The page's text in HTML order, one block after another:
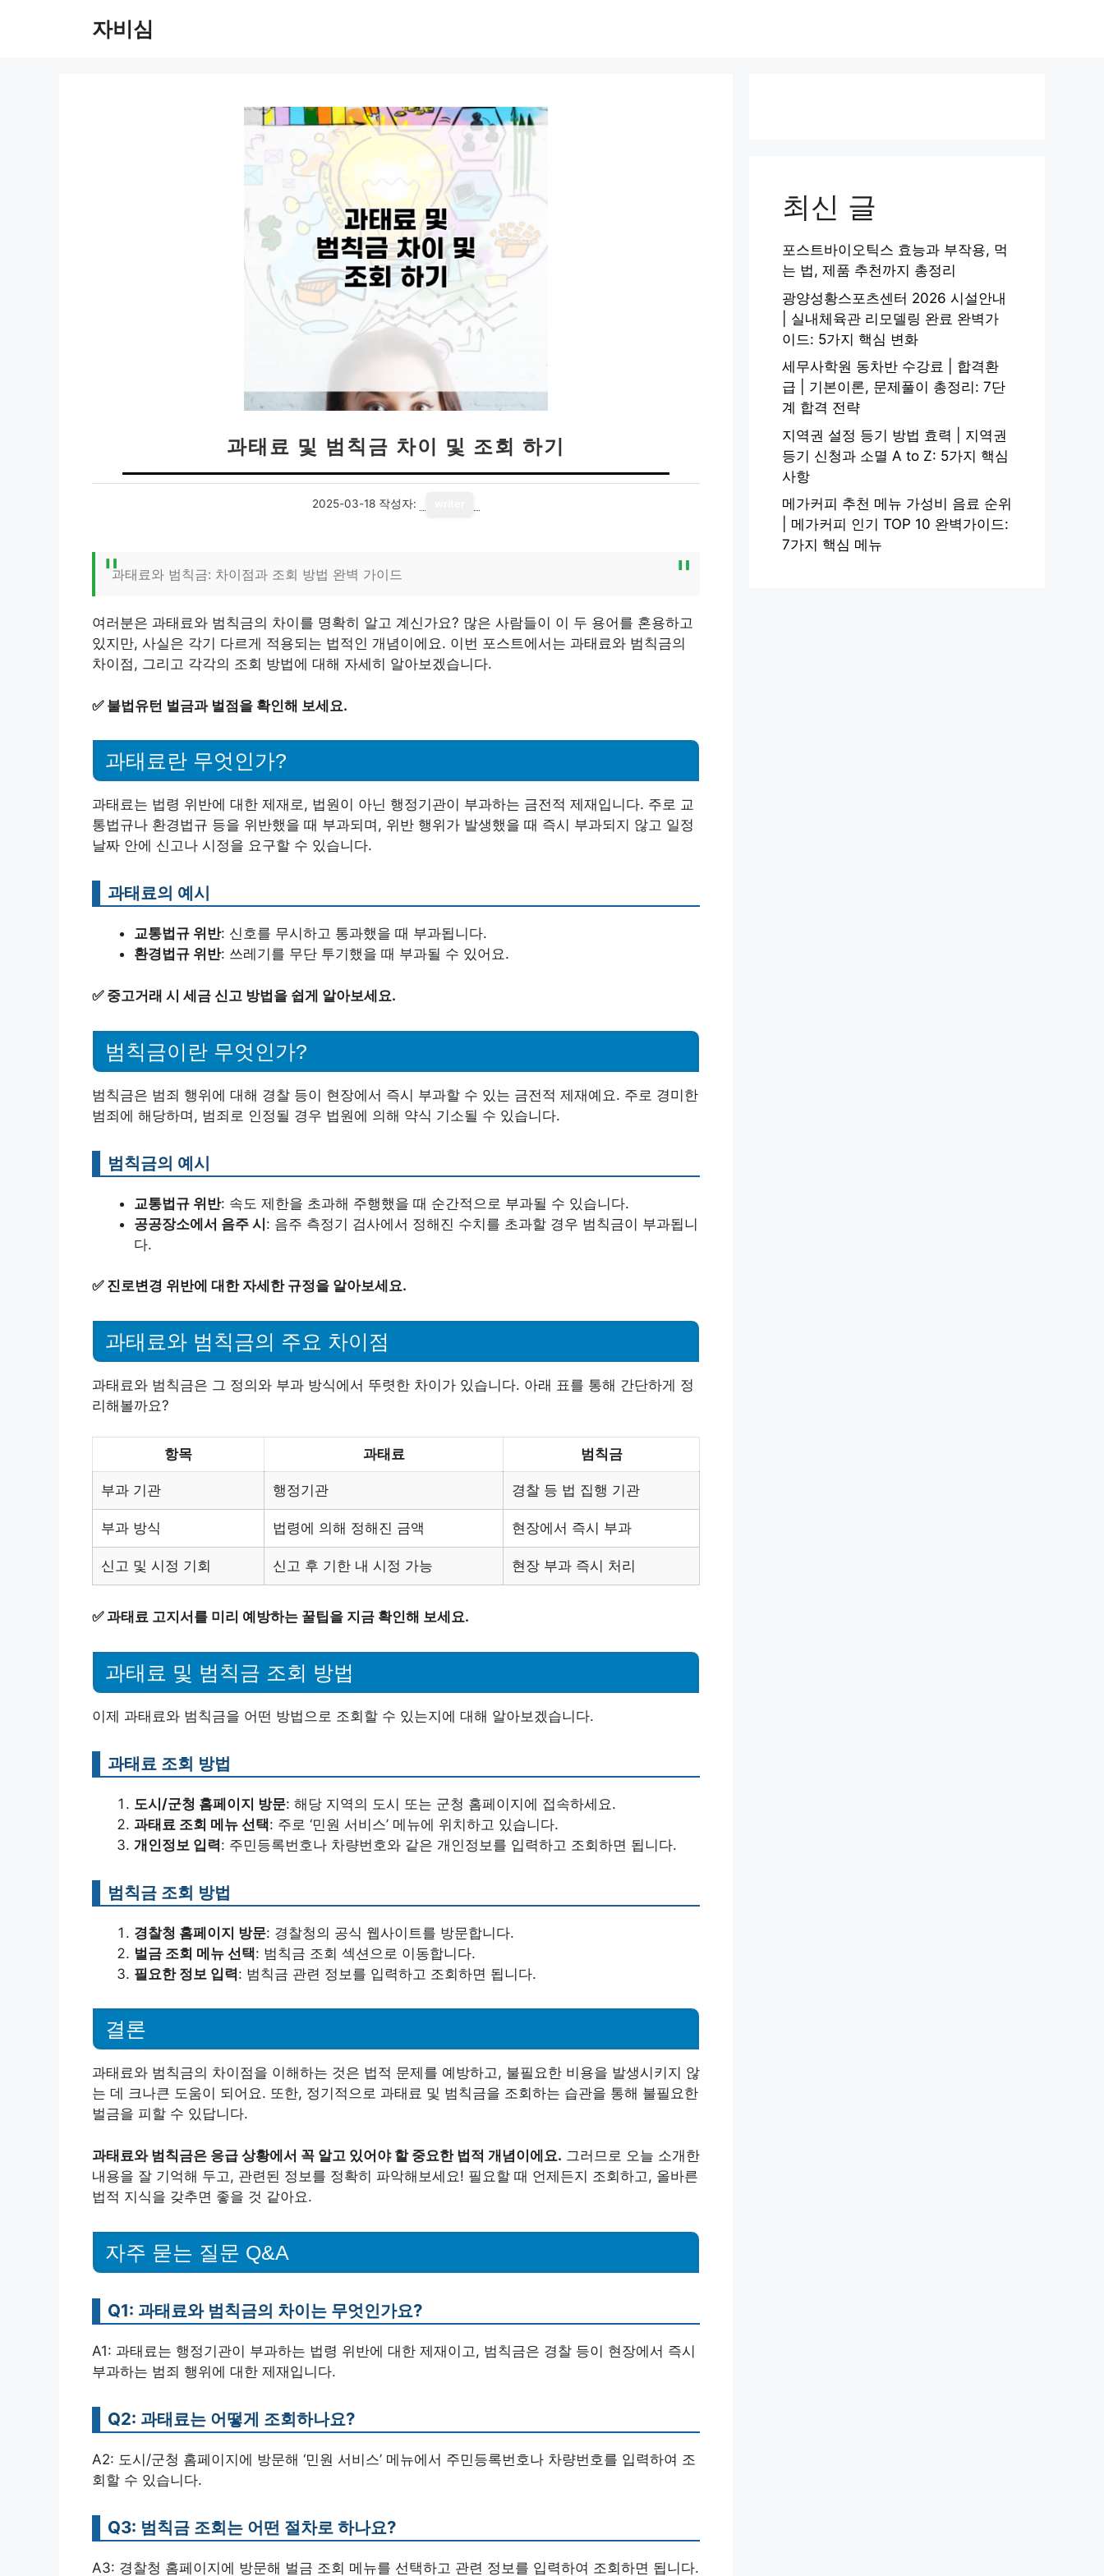
자비심
과태료 및 범칙금 차이 및 조회 하기
2025-03-18 작성자:
과태료와 범칙금: 차이점과 조회 방법 완벽 가이드
여러분은 과태료와 범칙금의 차이를 명확히 알고 계신가요? 많은 사람들이 이 두 용어를 혼용하고
있지만, 사실은 각기 다르게 적용되는 법적인 개념이에요. 이번 포스트에서는 과태료와 범칙금의
차이점, 그리고 각각의 조회 방법에 대해 자세히 알아보겠습니다.
✅ 불법유턴 벌금과 벌점을 확인해 보세요.
과태료란 무엇인가?
과태료는 법령 위반에 대한 제재로, 법원이 아닌 행정기관이 부과하는 금전적 제재입니다. 주로 교
통법규나 환경법규 등을 위반했을 때 부과되며, 위반 행위가 발생했을 때 즉시 부과되지 않고 일정
날짜 안에 신고나 시정을 요구할 수 있습니다.
과태료의 예시
교통법규 위반: 신호를 무시하고 통과했을 때 부과됩니다.
환경법규 위반: 쓰레기를 무단 투기했을 때 부과될 수 있어요.
✅ 중고거래 시 세금 신고 방법을 쉽게 알아보세요.
범칙금이란 무엇인가?
범칙금은 범죄 행위에 대해 경찰 등이 현장에서 즉시 부과할 수 있는 금전적 제재예요. 주로 경미한
범죄에 해당하며, 범죄로 인정될 경우 법원에 의해 약식 기소될 수 있습니다.
범칙금의 예시
교통법규 위반: 속도 제한을 초과해 주행했을 때 순간적으로 부과될 수 있습니다.
공공장소에서 음주 시: 음주 측정기 검사에서 정해진 수치를 초과할 경우 범칙금이 부과됩니
다.
✅ 진로변경 위반에 대한 자세한 규정을 알아보세요.
과태료와 범칙금의 주요 차이점
과태료와 범칙금은 그 정의와 부과 방식에서 뚜렷한 차이가 있습니다. 아래 표를 통해 간단하게 정
리해볼까요?
항목 과태료 범칙금
부과 기관 행정기관 경찰 등 법 집행 기관
부과 방식 법령에 의해 정해진 금액 현장에서 즉시 부과
신고 및 시정 기회 신고 후 기한 내 시정 가능 현장 부과 즉시 처리
✅과태료 고지서를 미리 예방하는 꿀팁을 지금 확인해 보세요.
과태료 및 범칙금 조회 방법
이제 과태료와 범칙금을 어떤 방법으로 조회할 수 있는지에 대해 알아보겠습니다.
과태료 조회 방법
도시/군청 홈페이지 방문: 해당 지역의 도시 또는 군청 홈페이지에 접속하세요.
과태료 조회 메뉴 선택: 주로 ‘민원 서비스’ 메뉴에 위치하고 있습니다.
개인정보 입력: 주민등록번호나 차량번호와 같은 개인정보를 입력하고 조회하면 됩니다.
범칙금 조회 방법
경찰청 홈페이지 방문: 경찰청의 공식 웹사이트를 방문합니다.
벌금 조회 메뉴 선택: 범칙금 조회 섹션으로 이동합니다.
필요한 정보 입력: 범칙금 관련 정보를 입력하고 조회하면 됩니다.
결론
과태료와 범칙금의 차이점을 이해하는 것은 법적 문제를 예방하고, 불필요한 비용을 발생시키지 않
는 데 크나큰 도움이 되어요. 또한, 정기적으로 과태료 및 범칙금을 조회하는 습관을 통해 불필요한
벌금을 피할 수 있답니다.
과태료와 범칙금은 응급 상황에서 꼭 알고 있어야 할 중요한 법적 개념이에요. 그러므로 오늘 소개한
내용을 잘 기억해 두고, 관련된 정보를 정확히 파악해보세요! 필요할 때 언제든지 조회하고, 올바른
법적 지식을 갖추면 좋을 것 같아요.
자주 묻는 질문 Q&A
Q1: 과태료와 범칙금의 차이는 무엇인가요?
A1: 과태료는 행정기관이 부과하는 법령 위반에 대한 제재이고, 범칙금은 경찰 등이 현장에서 즉시
부과하는 범죄 행위에 대한 제재입니다.
Q2: 과태료는 어떻게 조회하나요?
A2: 도시/군청 홈페이지에 방문해 ‘민원 서비스’ 메뉴에서 주민등록번호나 차량번호를 입력하여 조
회할 수 있습니다.
Q3: 범칙금 조회는 어떤 절차로 하나요?
A3: 경찰청 홈페이지에 방문해 벌금 조회 메뉴를 선택하고 관련 정보를 입력하여 조회하면 됩니다.
최신 글
포스트바이오틱스 효능과 부작용, 먹
는 법, 제품 추천까지 총정리
광양성황스포츠센터 2026 시설안내
| 실내체육관 리모델링 완료 완벽가
이드: 5가지 핵심 변화
세무사학원 동차반 수강료 | 합격환
급 | 기본이론, 문제풀이 총정리: 7단
계 합격 전략
지역권 설정 등기 방법 효력 | 지역권
등기 신청과 소멸 A to Z: 5가지 핵심
사항
메가커피 추천 메뉴 가성비 음료 순위
| 메가커피 인기 TOP 10 완벽가이드:
7가지 핵심 메뉴